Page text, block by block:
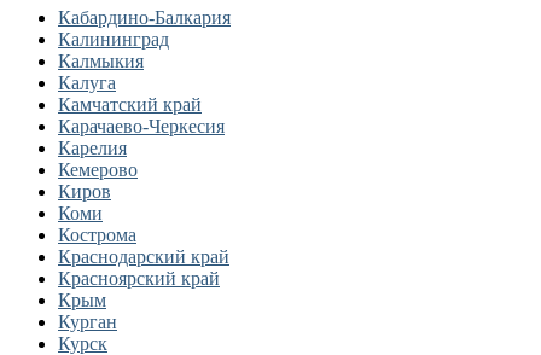
Кабардино-Балкария
Калининград
Калмыкия
Калуга
Камчатский край
Карачаево-Черкесия
Карелия
Кемерово
Киров
Коми
Кострома
Краснодарский край
Красноярский край
Крым
Курган
Курск